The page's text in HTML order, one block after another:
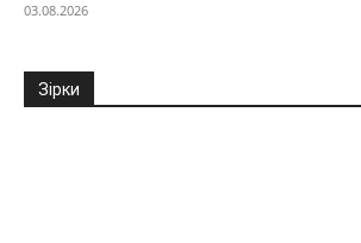
03.08.2026
Зірки